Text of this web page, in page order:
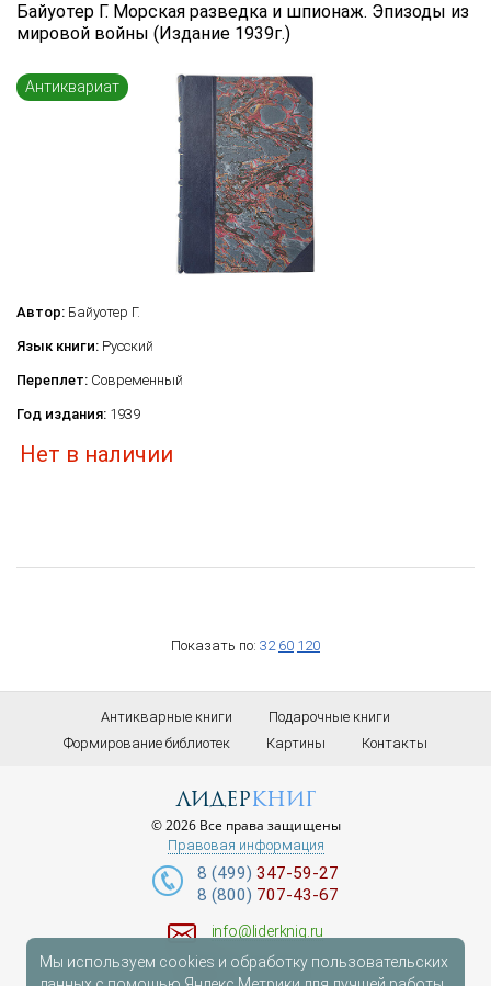
Язык книги
Переплет
по году издания
по дате поступления (новинки)
Байуотер Г. Морская разведка и шпионаж. Эпизоды из
мировой войны (Издание 1939г.)
Антиквариат
Автор: Байуотер Г.
Язык книги: Русский
Переплет: Современный
Год издания: 1939
Нет в наличии
Показать по: 32 60 120
Антикварные книги
Подарочные книги
Формирование библиотек
Картины Контакты
лидеркниг
© 2026 Все права защищены
Правовая информация
8 (499) 347-59-27
8 (800) 707-43-67
info@liderknig.ru
Доставка
Мы используем cookies и обработку пользовательских